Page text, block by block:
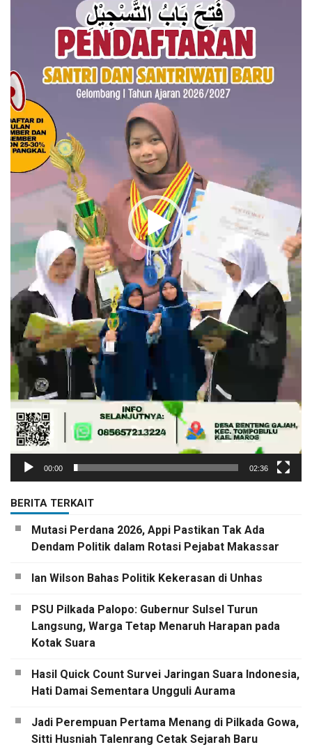
00:00 02:36
BERITA TERKAIT
Mutasi Perdana 2026, Appi Pastikan Tak Ada
Dendam Politik dalam Rotasi Pejabat Makassar
Ian Wilson Bahas Politik Kekerasan di Unhas
PSU Pilkada Palopo: Gubernur Sulsel Turun
Langsung, Warga Tetap Menaruh Harapan pada
Kotak Suara
Hasil Quick Count Survei Jaringan Suara Indonesia,
Hati Damai Sementara Ungguli Aurama
Jadi Perempuan Pertama Menang di Pilkada Gowa,
Sitti Husniah Talenrang Cetak Sejarah Baru